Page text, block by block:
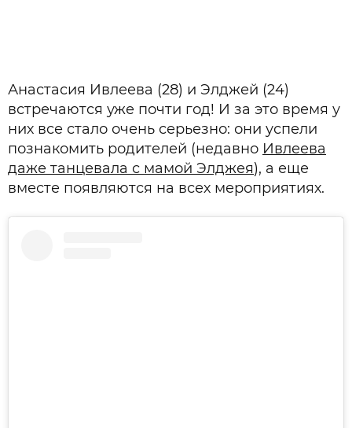
Анастасия Ивлеева (28) и Элджей (24)
встречаются уже почти год! И за это время у
них все стало очень серьезно: они успели
познакомить родителей (недавно Ивлеева
даже танцевала с мамой Элджея), а еще
вместе появляются на всех мероприятиях.